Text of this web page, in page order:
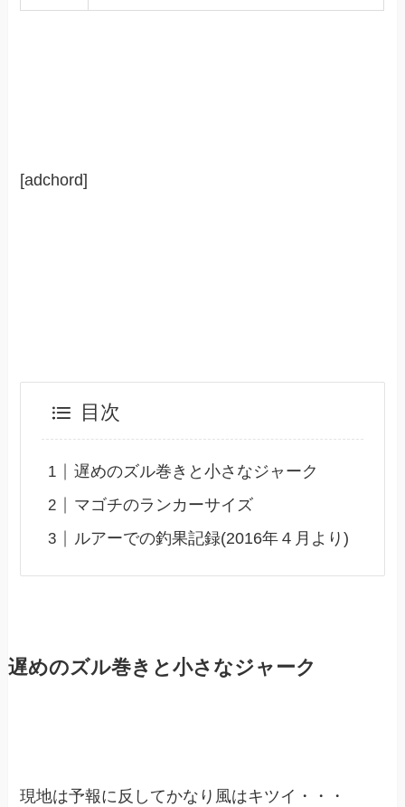
[adchord]
目次
遅めのズル巻きと小さなジャーク
マゴチのランカーサイズ
ルアーでの釣果記録(2016年４月より)
遅めのズル巻きと小さなジャーク
現地は予報に反してかなり風はキツイ・・・